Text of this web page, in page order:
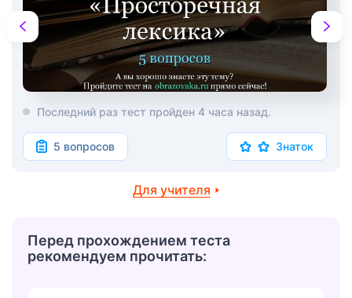
Последний раз тест пройден 4 часа назад.
5 вопросов Знаток
Для учителя
Перед прохождением теста
рекомендуем прочитать: